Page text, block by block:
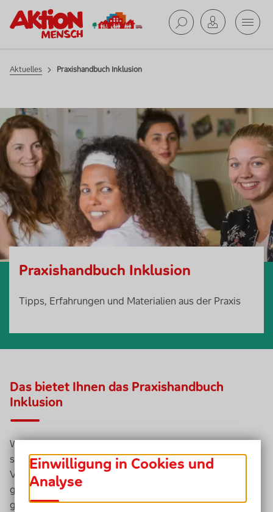
Aktuelles
Aktuelles Praxishandbuch Inklusion
Praxishandbuch Inklusion
Tipps, Erfahrungen und Materialien aus der Praxis
Das bietet Ihnen das Praxishandbuch
Inklusion
Während der Modellinitiative Kommune Inklusiv haben
sich Schneverdingen, Rostock, Schwäbisch Gmünd, die
Verbandsgemeinde Nieder-Olm und Erlangen
gemeinsam mit der Aktion Mensch auf den Weg
gemacht, ihre Sozialräume inklusiver zu gestalten.
Einwilligung in Cookies und
Analyse